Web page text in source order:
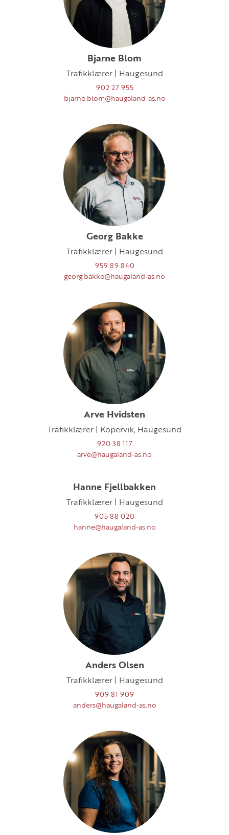
Bjarne Blom
Trafikklærer | Haugesund
902 27 955
bjarne.blom@haugaland-as.no
Georg Bakke
Trafikklærer | Haugesund
959 89 840
georg.bakke@haugaland-as.no
Arve Hvidsten
Trafikklærer | Kopervik, Haugesund
920 38 117
arve@haugaland-as.no
Hanne Fjellbakken
Trafikklærer | Haugesund
905 88 020
hanne@haugaland-as.no
Anders Olsen
Trafikklærer | Haugesund
909 81 909
anders@haugaland-as.no